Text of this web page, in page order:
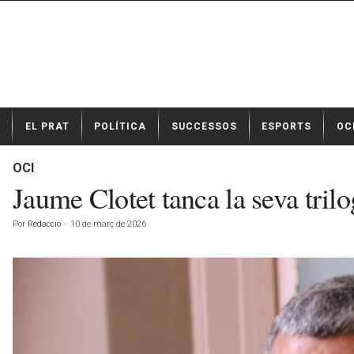
t
EL PRAT POLÍTICA SUCCESSOS ESPORTS OCI
OCI
Jaume Clotet tanca la seva
Por Redacció - 10 de març de 2026